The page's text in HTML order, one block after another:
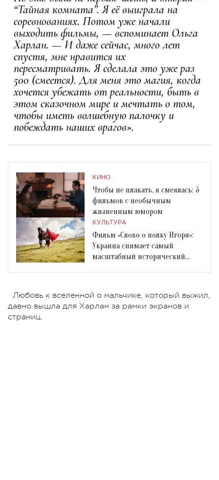
“Тайная комната”. Я её выиграла на
соревнованиях. Потом уже начали
выходить фильмы, — вспоминает Ольга
Харлан. — И даже сейчас, много лет
спустя, мне нравится их
пересматривать. Я сделала это уже раз
500 (смеется). Для меня это магия, когда
хочется убежать от реальности, быть в
этом сказочном мире и мечтать о том,
чтобы иметь волшебную палочку и
побеждать наших врагов».
КИНО
Чтобы не плакать, я смеялась: 5
фильмов с необычным
жизненным юмором
КУЛЬТУРА
Фильм «Слово о полку Игоря»:
Украина снимает самый
масштабный исторический
Любовь к вселенной о мальчике, который выжил,
давно вышла для Харлан за рамки экранов и
страниц.